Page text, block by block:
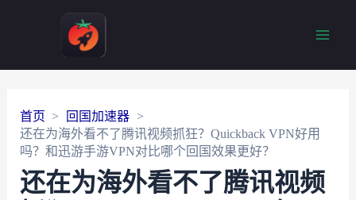
首页
回国加速器
还在为海外看不了腾讯视频抓狂？Quickback VPN好用
吗？和迅游手游VPN对比哪个回国效果更好？
还在为海外看不了腾讯视频